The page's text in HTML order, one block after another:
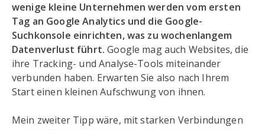
wenige kleine Unternehmen werden vom ersten
Tag an Google Analytics und die Google-
Suchkonsole einrichten, was zu wochenlangem
Datenverlust führt.Google mag auch Websites, die
ihre Tracking- und Analyse-Tools miteinander
verbunden haben. Erwarten Sie also nach Ihrem
Start einen kleinen Aufschwung von ihnen.
Mein zweiter Tipp wäre, mit starken Verbindungen